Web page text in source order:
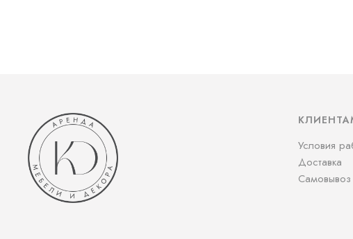
Условия
Доставка
Самовывоз